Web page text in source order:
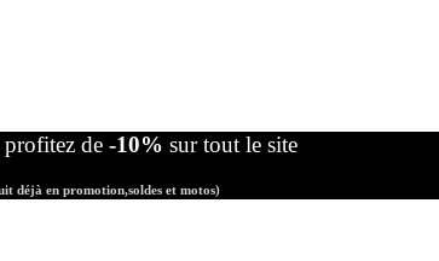
profitez de -10% sur tout le site
déjà en promotion,soldes et motos)